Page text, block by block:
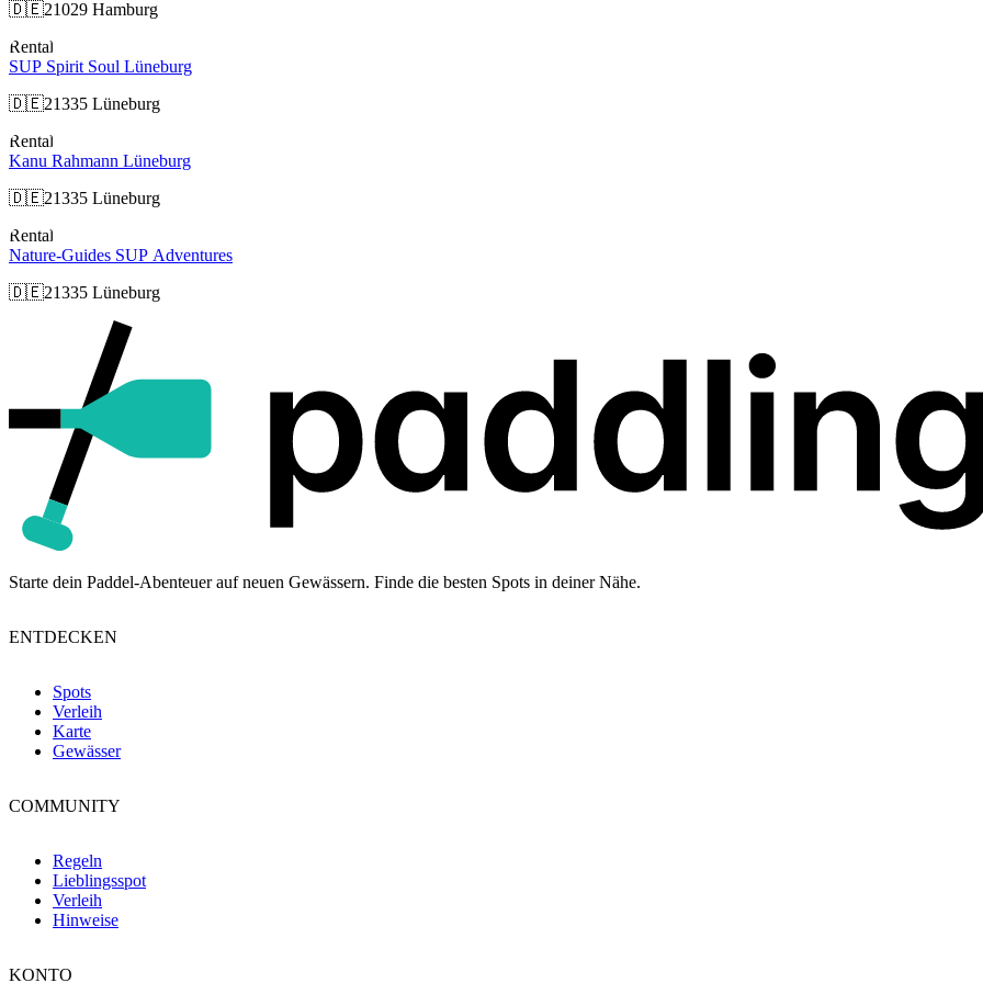
🇩🇪21029 Hamburg
Rental
SUP Spirit Soul Lüneburg
🇩🇪21335 Lüneburg
Rental
Kanu Rahmann Lüneburg
🇩🇪21335 Lüneburg
Rental
Nature-Guides SUP Adventures
🇩🇪21335 Lüneburg
Starte dein Paddel-Abenteuer auf neuen Gewässern. Finde die besten Spots in deiner Nähe.
ENTDECKEN
Spots
Verleih
Karte
Gewässer
COMMUNITY
Regeln
Lieblingsspot
Verleih
Hinweise
KONTO